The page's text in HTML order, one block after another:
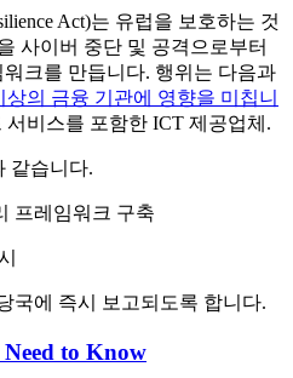
Act)는 유럽을 보호하는 것
사이버 중단 및 공격으로부터
크를 만듭니다. 행위는 다음과
상의 금융 기관에 영향을 미칩니
비스를 포함한 ICT 제공업체.
같습니다.
프레임워크 구축
국에 즉시 보고되도록 합니다.
to Know